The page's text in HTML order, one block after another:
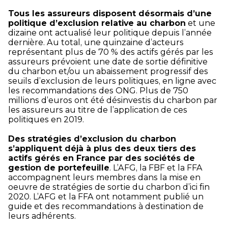
Tous les assureurs disposent désormais d’une
politique d’exclusion relative au charbon et une
dizaine ont actualisé leur politique depuis l’année
dernière. Au total, une quinzaine d’acteurs
représentant plus de 70 % des actifs gérés par les
assureurs prévoient une date de sortie définitive
du charbon et/ou un abaissement progressif des
seuils d’exclusion de leurs politiques, en ligne avec
les recommandations des ONG. Plus de 750
millions d’euros ont été désinvestis du charbon par
les assureurs au titre de l’application de ces
politiques en 2019.
Des stratégies d’exclusion du charbon
s’appliquent déjà à plus des deux tiers des
actifs gérés en France par des sociétés de
gestion de portefeuille. L’AFG, la FBF et la FFA
accompagnent leurs membres dans la mise en
oeuvre de stratégies de sortie du charbon d’ici fin
2020. L’AFG et la FFA ont notamment publié un
guide et des recommandations à destination de
leurs adhérents.